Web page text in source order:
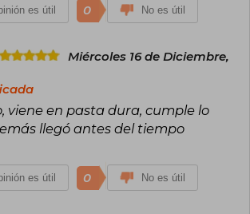
es útil 0 No es útil
Miércoles 16 de Diciembre,
viene en pasta dura, cumple lo
llegó antes del tiempo
es útil 0 No es útil